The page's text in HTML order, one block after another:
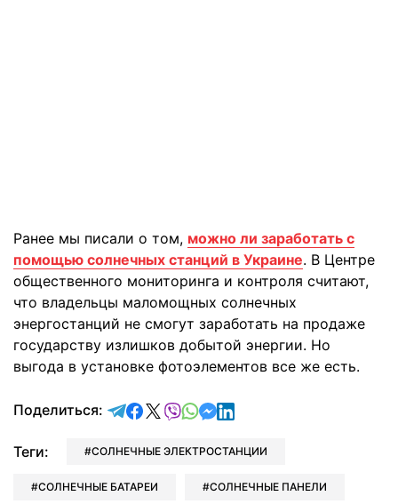
Ранее мы писали о том, можно ли заработать с
помощью солнечных станций в Украине. В Центре
общественного мониторинга и контроля считают,
что владельцы маломощных солнечных
энергостанций не смогут заработать на продаже
государству излишков добытой энергии. Но
выгода в установке фотоэлементов все же есть.
Поделиться: отправить в Telegram
поделиться в Facebook
поделиться в X
отправить в Viber
отправить в Whatsapp
отправить в Messenger
отправить в LinkedIn
Теги: СОЛНЕЧНЫЕ ЭЛЕКТРОСТАНЦИИ
СОЛНЕЧНЫЕ БАТАРЕИ СОЛНЕЧНЫЕ ПАНЕЛИ